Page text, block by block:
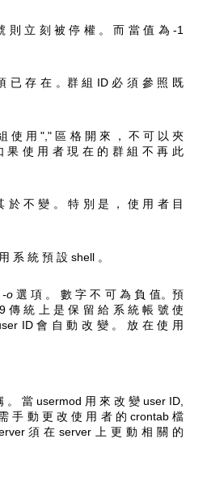
則 立 刻 被 停 權 。 而 當 值 為 -1
已 存 在 。群 組 ID 必 須 參 照 既
使 用 "," 區 格 開 來 ， 不 可 以 夾
果 使 用 者 現 在 的 群 組 不 再 此
於 不 變 。 特 別 是 ， 使 用 者 目
系 統 預 設 shell 。
-o選 項 。 數 字 不 可 為 負 值。預
傳 統 上 是 保 留 給 系 統 帳 號 使
ID 會 自 動 改 變 。 放 在 使 用
當 usermod 用 來 改 變 user ID,
手 動 更 改 使 用 者 的 crontab 檔
須 在 server 上 更 動 相 關 的